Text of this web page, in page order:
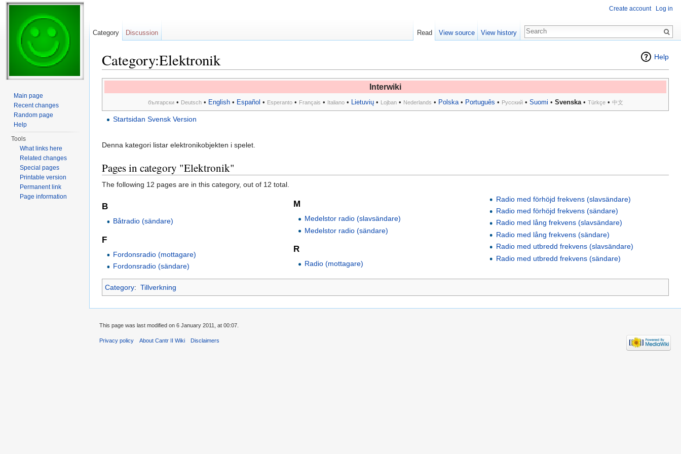
Help
Category:Elektronik
Interwiki
български• Deutsch• English• Español • Esperanto• Français • Italiano• Lietuvių• Lojban• Nederlands • Polska• Português • Русский• Suomi • Svenska• Türkçe• 中文
Startsidan Svensk Version
Denna kategori listar elektronikobjekten i spelet.
Pages in category "Elektronik"
The following 12 pages are in this category, out of 12 total.
B
Båtradio (sändare)
F
Fordonsradio (mottagare)
Fordonsradio (sändare)
M
Medelstor radio (slavsändare)
Medelstor radio (sändare)
R
Radio (mottagare)
Radio med förhöjd frekvens (slavsändare)
Radio med förhöjd frekvens (sändare)
Radio med lång frekvens (slavsändare)
Radio med lång frekvens (sändare)
Radio med utbredd frekvens (slavsändare)
Radio med utbredd frekvens (sändare)
Category: Tillverkning
Create account Log in
Category Discussion Read View source View history
Main page
Recent changes
Random page
Help
Tools
What links here
Related changes
Special pages
Printable version
Permanent link
Page information
This page was last modified on 6 January 2011, at 00:07.
Privacy policy About Cantr II Wiki Disclaimers